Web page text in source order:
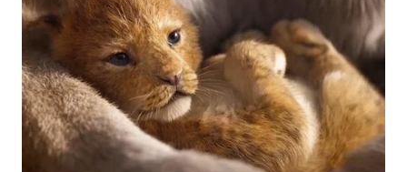
WN
MALUT
WN
DAIRI